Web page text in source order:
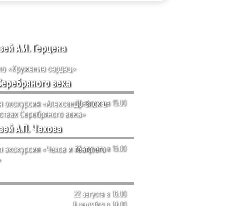
21 августа в 15:00
А.И. Герцена
«Кружение сердец»
22 августа в 15:00
века
экскурсия «Александр Блок в
Серебряного века»
22 августа в 16:00
А.П. Чехова
экскурсия «Чехов и театр его